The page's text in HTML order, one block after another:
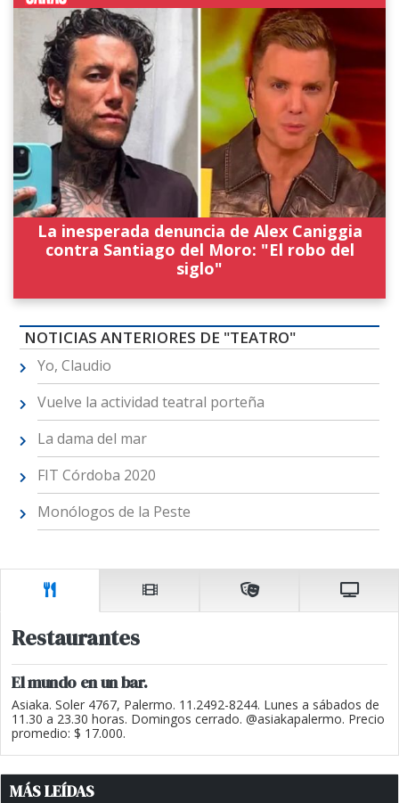
La inesperada denuncia de Alex Caniggia
contra Santiago del Moro: "El robo del
siglo"
NOTICIAS ANTERIORES DE "TEATRO"
Yo, Claudio
Vuelve la actividad teatral porteña
La dama del mar
FIT Córdoba 2020
Monólogos de la Peste
Restaurantes
El mundo en un bar.
Asiaka. Soler 4767, Palermo. 11.2492-8244. Lunes a sábados de
11.30 a 23.30 horas. Domingos cerrado. @asiakapalermo. Precio
promedio: $ 17.000.
MÁS LEÍDAS